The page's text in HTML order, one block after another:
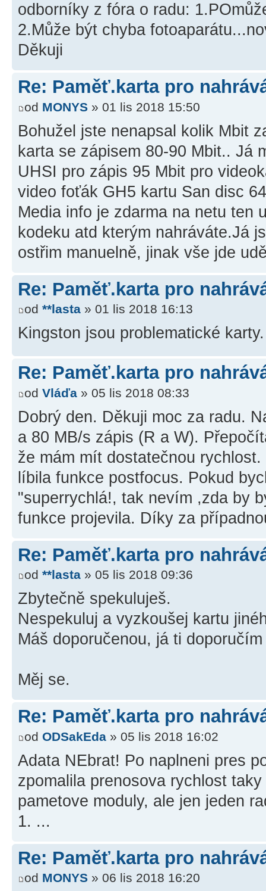
odborníky z fóra o radu:
2.Může být chyba
Děkuji
Re: Paměť.karta pro
od MONYS » 01 lis 2018 15:50
Bohužel jste nenapsal kolik Mbit
karta se zápisem 80-90 Mbit.. Já
UHSI pro zápis 95 Mbit pro
video foťák GH5 kartu San disc
Media info je zdarma na netu ten
kodeku atd kterým nahráváte.Já
ostřim manuelně, jinak vše jde
Re: Paměť.karta pro
od **lasta » 01 lis 2018 16:13
Kingston jsou problematické karty.
Re: Paměť.karta pro
od Vláďa » 05 lis 2018 08:33
Dobrý den. Děkuji moc za radu.
a 80 MB/s zápis (R a W).
že mám mít dostatečnou
líbila funkce postfocus. Pokud
"superrychlá!, tak nevím ,zda by
funkce projevila. Díky za
Re: Paměť.karta pro
od **lasta » 05 lis 2018 09:36
Zbytečně spekuluješ.
Nespekuluj a vyzkoušej kartu
Máš doporučenou, já ti
Měj se.
Re: Paměť.karta pro
od ODSakEda » 05 lis 2018 16:02
Adata NEbrat! Po naplneni pres
zpomalila prenosova rychlost
pametove moduly, ale jen jeden
1. ...
Re: Paměť.karta pro
od MONYS » 06 lis 2018 16:20